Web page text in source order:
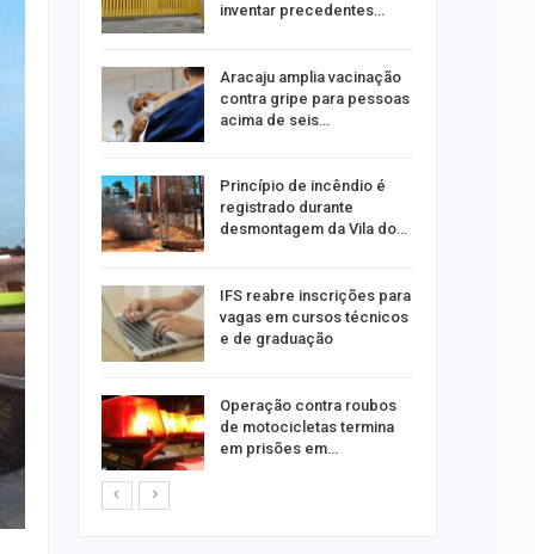
por
inventar precedentes…
Aracaju amplia vacinação
contra gripe para pessoas
acima de seis…
Princípio de incêndio é
registrado durante
desmontagem da Vila do…
IFS reabre inscrições para
vagas em cursos técnicos
e de graduação
Operação contra roubos
de motocicletas termina
em prisões em…